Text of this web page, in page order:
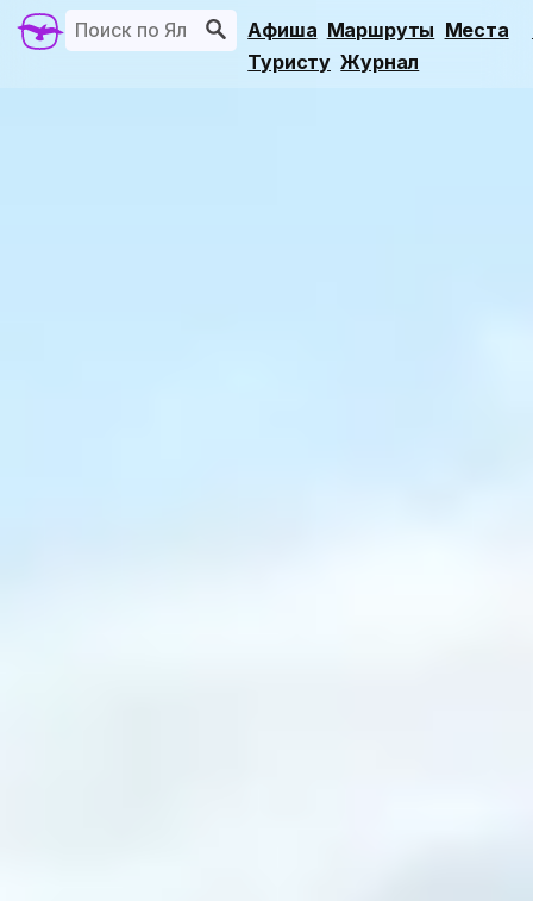
Афиша Маршруты Места
Туристу Журнал